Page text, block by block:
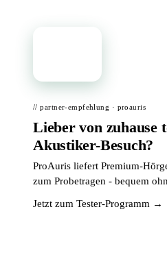
// partner-empfehlung · proauris
Lieber von zuhause
Akustiker-Besuch?
ProAuris liefert Premium-
zum Probetragen - bequem
Jetzt zum Tester-Programm →